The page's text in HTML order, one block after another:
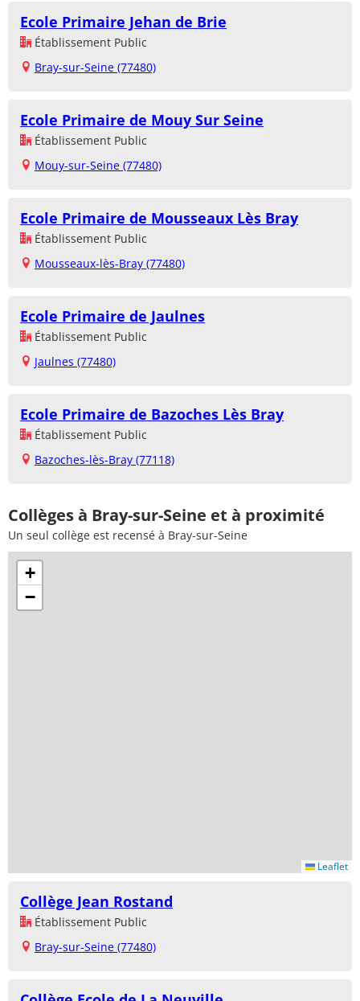
Ecole Primaire Jehan de Brie
Établissement Public
Bray-sur-Seine (77480)
Ecole Primaire de Mouy Sur Seine
Établissement Public
Mouy-sur-Seine (77480)
Ecole Primaire de Mousseaux Lès Bray
Établissement Public
Mousseaux-lès-Bray (77480)
Ecole Primaire de Jaulnes
Établissement Public
Jaulnes (77480)
Ecole Primaire de Bazoches Lès Bray
Établissement Public
Bazoches-lès-Bray (77118)
Collèges à Bray-sur-Seine et à proximité
Un seul collège est recensé à Bray-sur-Seine
+
−
Leaflet
Collège Jean Rostand
Établissement Public
Bray-sur-Seine (77480)